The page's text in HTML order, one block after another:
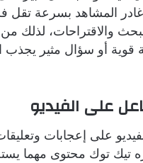
غادر المشاهد بسرعة
والاقتراحات، لذلك من
قوية أو سؤال مثير يجذب
على الفيديو
على إعجابات
تيك توك محتوى مهما